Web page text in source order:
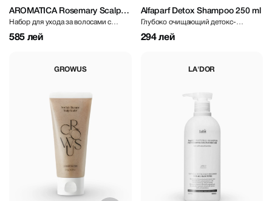
AROMATICA Rosemary Scalp
Scaling Trial Kit
Набор для ухода за волосами с
экстрактом розмарина
585 лей
Alfaparf Detox Shampoo 250 ml
Глубоко очищающий детокс-
шампунь
294 лей
GROWUS LA'DOR